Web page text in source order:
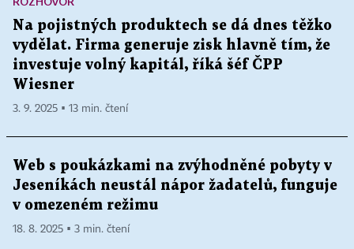
Na pojistných produktech se dá dnes těžko
vydělat. Firma generuje zisk hlavně tím, že
investuje volný kapitál, říká šéf ČPP
Wiesner
3. 9. 2025 ▪ 13 min. čtení
Web s poukázkami na zvýhodněné pobyty v
Jeseníkách neustál nápor žadatelů, funguje
v omezeném režimu
18. 8. 2025 ▪ 3 min. čtení